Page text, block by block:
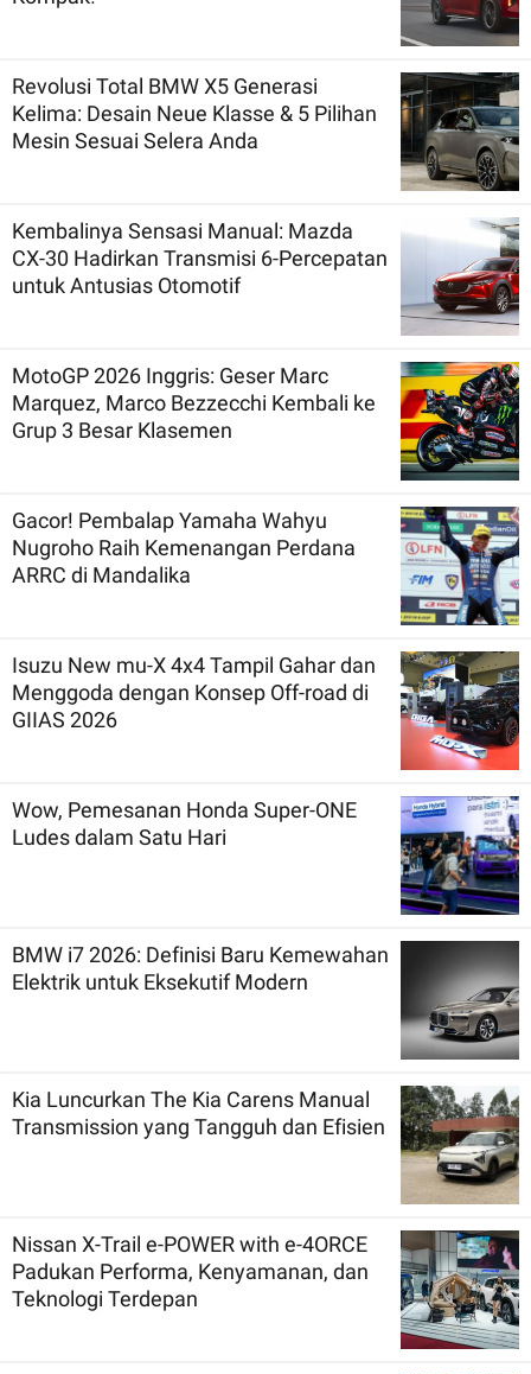
Revolusi Total BMW X5 Generasi
Kelima: Desain Neue Klasse & 5 Pilihan
Mesin Sesuai Selera Anda
Kembalinya Sensasi Manual: Mazda
CX-30 Hadirkan Transmisi 6-Percepatan
untuk Antusias Otomotif
MotoGP 2026 Inggris: Geser Marc
Marquez, Marco Bezzecchi Kembali ke
Grup 3 Besar Klasemen
Gacor! Pembalap Yamaha Wahyu
Nugroho Raih Kemenangan Perdana
ARRC di Mandalika
Isuzu New mu-X 4x4 Tampil Gahar dan
Menggoda dengan Konsep Off-road di
GIIAS 2026
Wow, Pemesanan Honda Super-ONE
Ludes dalam Satu Hari
BMW i7 2026: Definisi Baru Kemewahan
Elektrik untuk Eksekutif Modern
Kia Luncurkan The Kia Carens Manual
Transmission yang Tangguh dan Efisien
Nissan X-Trail e-POWER with e-4ORCE
Padukan Performa, Kenyamanan, dan
Teknologi Terdepan